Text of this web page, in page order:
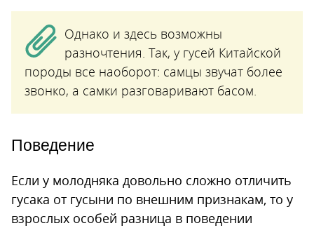
Однако и здесь возможны
разночтения. Так, у гусей Китайской
породы все наоборот: самцы звучат более
звонко, а самки разговаривают басом.
Поведение
Если у молодняка довольно сложно отличить
гусака от гусыни по внешним признакам, то у
взрослых особей разница в поведении